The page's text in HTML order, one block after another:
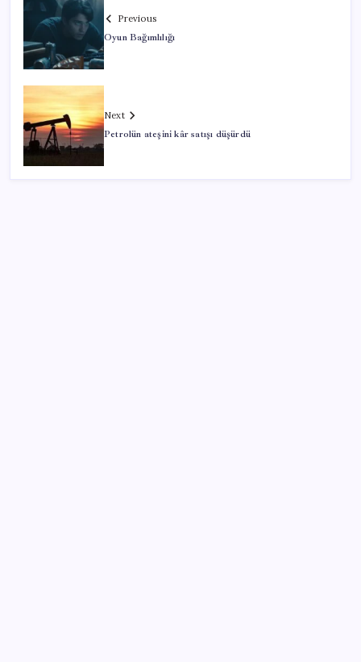
Previous
Oyun Bağımlılığı
Next
Petrolün ateşini kâr satışı düşürdü